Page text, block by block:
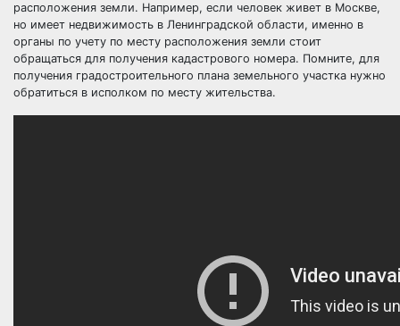
расположения земли. Например, если человек живет в Москве,
но имеет недвижимость в Ленинградской области, именно в
органы по учету по месту расположения земли стоит
обращаться для получения кадастрового номера. Помните, для
получения градостроительного плана земельного участка нужно
обратиться в исполком по месту жительства.